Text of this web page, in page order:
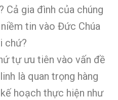
Cả gia đình của chúng
tin vào Đức Chúa
chứ?
tự ưu tiên vào vấn đề
là quan trọng hàng
hoạch thực hiện như